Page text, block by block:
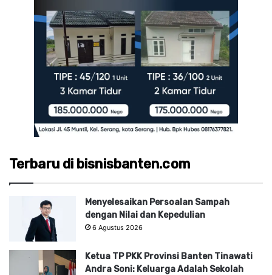
Terbaru di bisnisbanten.com
Menyelesaikan Persoalan Sampah
dengan Nilai dan Kepedulian
6 Agustus 2026
Ketua TP PKK Provinsi Banten Tinawati
Andra Soni: Keluarga Adalah Sekolah